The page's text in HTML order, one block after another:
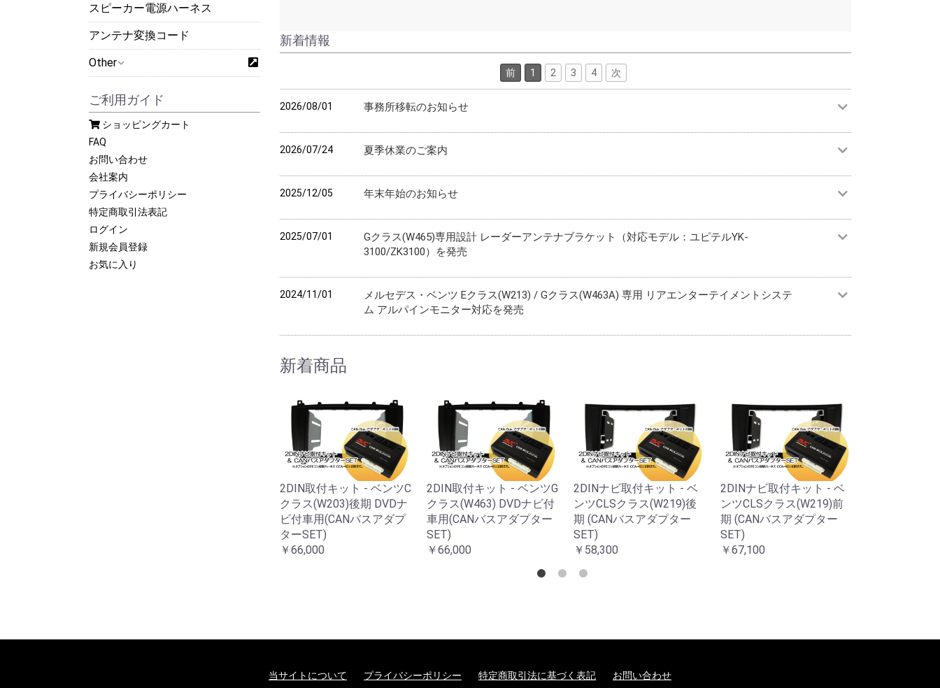
スピーカー電源ハーネス
アンテナ変換コード
Other
ご利用ガイド
ショッピングカート
FAQ
お問い合わせ
会社案内
プライバシーポリシー
特定商取引法表記
ログイン
新規会員登録
お気に入り
新着情報
前 1 2 3 4 次
2026/08/01 事務所移転のお知らせ
2026/07/24 夏季休業のご案内
2025/12/05 年末年始のお知らせ
2025/07/01
Gクラス(W465)専用設計 レーダーアンテナブラケット（対応モデル：ユピテルYK-
3100/ZK3100）を発売
2024/11/01
メルセデス・ベンツ Eクラス(W213) / Gクラス(W463A) 専用 リアエンターテイメントシステ
ム アルパインモニター対応を発売
新着商品
2DIN取付キット - ベンツC
クラス(W203)後期 DVDナ
ビ付車用(CANバスアダプ
ターSET)
￥66,000
2DIN取付キット - ベンツG
クラス(W463) DVDナビ付
車用(CANバスアダプター
SET)
￥66,000
2DINナビ取付キット - ベ
ンツCLSクラス(W219)後
期 (CANバスアダプター
SET)
￥58,300
2DINナビ取付キット - ベ
ンツCLSクラス(W219)前
期 (CANバスアダプター
SET)
￥67,100
当サイトについて プライバシーポリシー 特定商取引法に基づく表記 お問い合わせ